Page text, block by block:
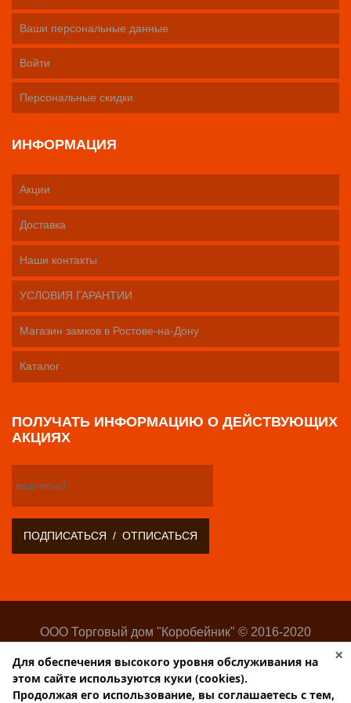
Ваши персональные данные
Войти
Персональные скидки
ИНФОРМАЦИЯ
Акции
Доставка
Наши контакты
УСЛОВИЯ ГАРАНТИИ
Магазин замков в Ростове-на-Дону
Каталог
ПОЛУЧАТЬ ИНФОРМАЦИЮ О ДЕЙСТВУЮЩИХ
АКЦИЯХ
ООО Торговый дом "Коробейник" © 2016-2020
изделий
Разработка:Web-студия Websilon
×
Для обеспечения высокого уровня обслуживания на
этом сайте используются куки (cookies).
Продолжая его использование, вы соглашаетесь с тем,